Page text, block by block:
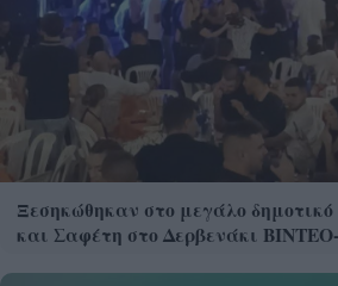
Ξεσηκώθηκαν στο μεγάλο
και Σαφέτη στο Δερβενάκι